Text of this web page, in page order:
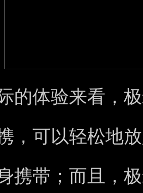
的体验来看，
，可以轻松地
携带；而且，